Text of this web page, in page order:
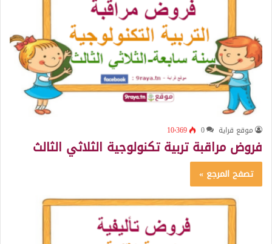
موقع قراية 0 10٬369
فروض مراقبة تربية تكنولوجية الثلاثي الثالث
تصفح المرجع »